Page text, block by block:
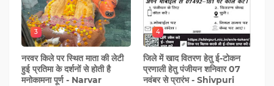
3
नरवर किले पर स्थित माता की लेटी
हुई प्रतिमा के दर्शनों से होती है
मनोकामना पूर्ण - Narvar
4
जिले में खाद वितरण हेतु ई-टोकन
प्रणाली हेतु पंजीयन शनिवार 07
नवंबर से प्रारंभ - Shivpuri